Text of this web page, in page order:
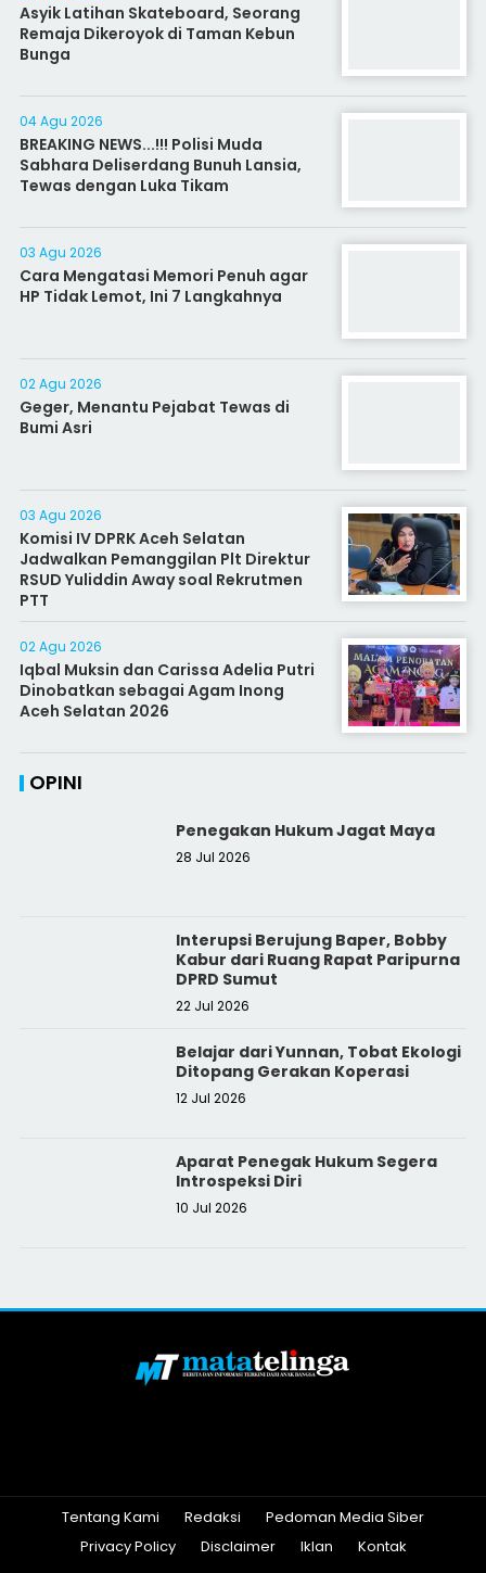
Asyik Latihan Skateboard, Seorang
Remaja Dikeroyok di Taman Kebun
Bunga
04 Agu 2026
BREAKING NEWS...!!! Polisi Muda
Sabhara Deliserdang Bunuh Lansia,
Tewas dengan Luka Tikam
03 Agu 2026
Cara Mengatasi Memori Penuh agar
HP Tidak Lemot, Ini 7 Langkahnya
02 Agu 2026
Geger, Menantu Pejabat Tewas di
Bumi Asri
03 Agu 2026
Komisi IV DPRK Aceh Selatan
Jadwalkan Pemanggilan Plt Direktur
RSUD Yuliddin Away soal Rekrutmen
PTT
02 Agu 2026
Iqbal Muksin dan Carissa Adelia Putri
Dinobatkan sebagai Agam Inong
Aceh Selatan 2026
OPINI
Penegakan Hukum Jagat Maya
28 Jul 2026
Interupsi Berujung Baper, Bobby
Kabur dari Ruang Rapat Paripurna
DPRD Sumut
22 Jul 2026
Belajar dari Yunnan, Tobat Ekologi
Ditopang Gerakan Koperasi
12 Jul 2026
Aparat Penegak Hukum Segera
Introspeksi Diri
10 Jul 2026
Tentang Kami Redaksi
Pedoman Media Siber
Privacy Policy
Disclaimer Iklan Kontak